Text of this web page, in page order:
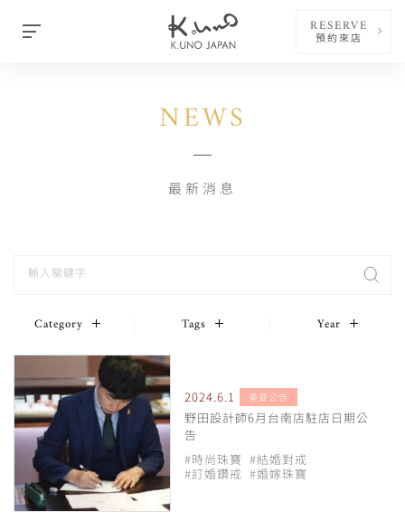
RESERVE
預約來店
NEWS
最新消息
Category Tags Year
2024.6.1 重要公告
野田設計師6月台南店駐店日期公
告
#時尚珠寶 #結婚對戒
#訂婚鑽戒 #婚嫁珠寶